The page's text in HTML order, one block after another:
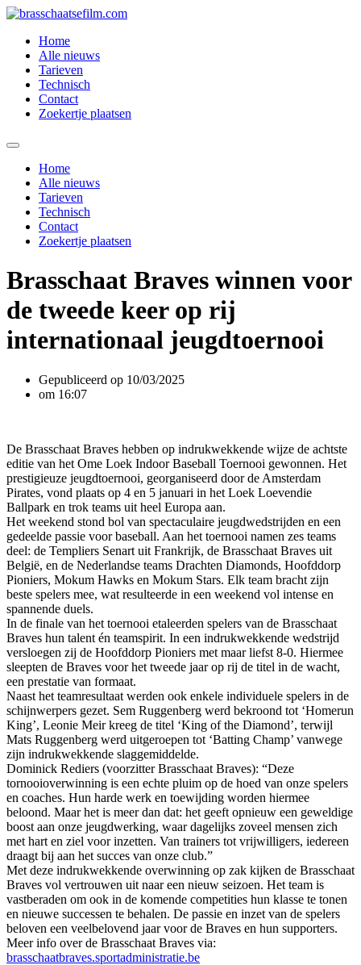
Spring
inhoud
Home
Alle nieuws
Tarieven
Technisch
Contact
Zoekertje plaatsen
Home
Alle nieuws
Tarieven
Technisch
Contact
Zoekertje plaatsen
Brasschaat Braves winnen voor
de tweede keer op rij
internationaal jeugdtoernooi
Gepubliceerd op 10/03/2025
om 16:07
De Brasschaat Braves hebben op indrukwekkende wijze de achtste
editie van het Ome Loek Indoor Baseball Toernooi gewonnen. Het
prestigieuze jeugdtoernooi, georganiseerd door de Amsterdam
Pirates, vond plaats op 4 en 5 januari in het Loek Loevendie
Ballpark en trok teams uit heel Europa aan.
Het weekend stond bol van spectaculaire jeugdwedstrijden en een
gedeelde passie voor baseball. Aan het toernooi namen zes teams
deel: de Templiers Senart uit Frankrijk, de Brasschaat Braves uit
België, en de Nederlandse teams Drachten Diamonds, Hoofddorp
Pioniers, Mokum Hawks en Mokum Stars. Elk team bracht zijn
beste spelers mee, wat resulteerde in een weekend vol intense en
spannende duels.
In de finale van het toernooi etaleerden spelers van de Brasschaat
Braves hun talent én teamspirit. In een indrukwekkende wedstrijd
versloegen zij de Hoofddorp Pioniers met maar liefst 8-0. Hiermee
sleepten de Braves voor het tweede jaar op rij de titel in de wacht,
een prestatie van formaat.
Naast het teamresultaat werden ook enkele individuele spelers in de
schijnwerpers gezet. Sem Ruggenberg werd bekroond tot ‘Homerun
King’, Leonie Meir kreeg de titel ‘King of the Diamond’, terwijl
Mats Ruggenberg werd uitgeroepen tot ‘Batting Champ’ vanwege
zijn indrukwekkende slaggemiddelde.
Dominick Rediers (voorzitter Brasschaat Braves): “Deze
tornooioverwinning is een echte pluim op de hoed van onze spelers
en coaches. Hun harde werk en toewijding worden hiermee
beloond. Maar het is meer dan dat: het geeft opnieuw een geweldige
boost aan onze jeugdwerking, waar dagelijks zoveel mensen zich
met hart en ziel voor inzetten. Van trainers tot vrijwilligers, iedereen
draagt bij aan het succes van onze club.”
Met deze indrukwekkende overwinning op zak kijken de Brasschaat
Braves vol vertrouwen uit naar een nieuw seizoen. Het team is
vastberaden om ook in de komende competities hun klasse te tonen
en nieuwe successen te behalen. De passie en inzet van de spelers
beloven een veelbelovend jaar voor de Braves en hun supporters.
Meer info over de Brasschaat Braves via:
brasschaatbraves.sportadministratie.be